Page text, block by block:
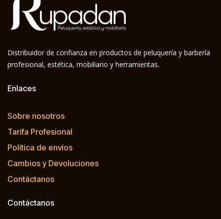
Distribuidor de confianza en productos de peluquería y barbería
profesional, estética, mobiliario y herramientas.
Enlaces
Sobre nosotros
Tarifa Profesional
Política de envíos
Cambios y Devoluciones
Contáctanos
Contáctanos